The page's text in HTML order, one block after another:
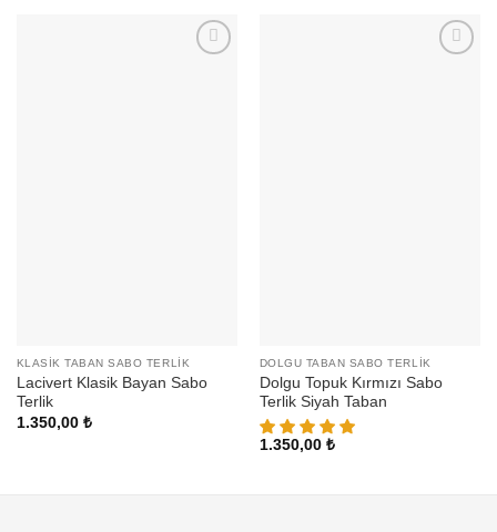
KLASIK TABAN SABO TERLIK
Lacivert Klasik Bayan Sabo
Terlik
1.350,00 ₺
DOLGU TABAN SABO TERLIK
Dolgu Topuk Kırmızı Sabo
Terlik Siyah Taban
1.350,00 ₺